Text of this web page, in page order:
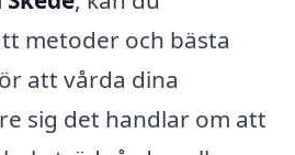
metoder och bästa
att vårda dina
sig det handlar om att